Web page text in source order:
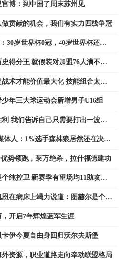
博：到中国了周末苏州见
贡献的机会，我们有实力四线争冠
30岁世界杯0冠，40岁世界杯还是0
得分王 就假装对加盟76人满不在
术才能价值最大化 技能组合太独
年三大球运动会新增男子U16组
我们告诉自己只需要打出一波攻
体人：1%选手森林狼居然还在决赛
势领跑，莱万绝杀，拉什福德建功
纯控卫 新赛季有望场均11助攻领
在病床上竭力说道：图赫尔是个外
开启7年辉煌蓝军生涯
伊今夏自由身回归沃尔夫斯堡
资源，职业道路走向牵动联盟格局